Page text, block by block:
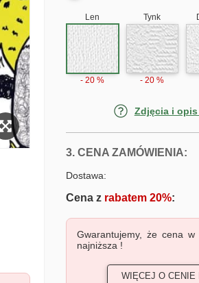
Len
- 20 %
Tynk
- 20 %
Zdjęcia i opis
3. CENA ZAMÓWIENIA:
Dostawa:
Cena zrabatem 20%:
Gwarantujemy, że cena
najniższa !
WIĘCEJ O CENIE